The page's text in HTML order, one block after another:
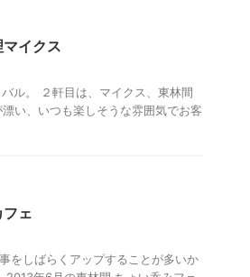
イクス
ル。 ２軒目は、マイクス、東林間
い、いつも楽しそうな雰囲気でお客
ェ
をしばらくアップすることが多いか